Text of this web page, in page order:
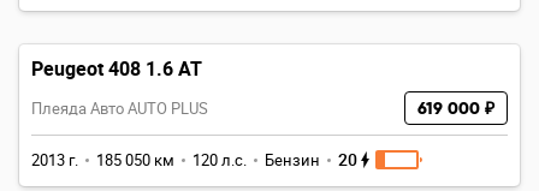
Peugeot 408 1.6 AT
Плеяда Авто AUTO PLUS 619 000 ₽
2013 г. 185 050 км 120 л.с. Бензин 20